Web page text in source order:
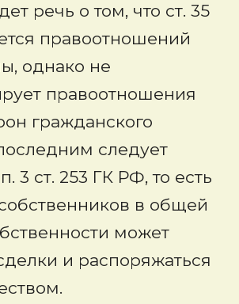
речь о том, что ст. 35
правоотношений
однако не
правоотношения
гражданского
следует
3 ст. 253 ГК РФ, то есть
в общей
может
и распоряжаться